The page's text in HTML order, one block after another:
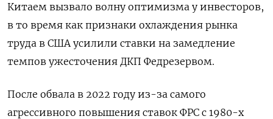
Китаем вызвало волну оптимизма у инвесторов,
в то время как признаки охлаждения рынка
труда в США усилили ставки на замедление
темпов ужесточения ДКП Федрезервом.
После обвала в 2022 году из-за самого
агрессивного повышения ставок ФРС с 1980-х